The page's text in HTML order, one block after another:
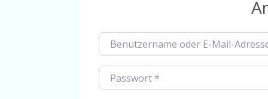
[ 29. Dezember 2024 ]
[ 14. März 2026 ]
Benutzername oder E-Mail-Adresse
Passwort